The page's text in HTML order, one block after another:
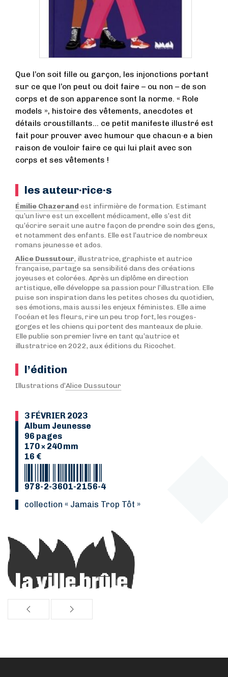
Que l’on soit fille ou garçon, les injonctions portant
sur ce que l’on peut ou doit faire – ou non – de son
corps et de son apparence sont la norme. « Role
models », histoire des vêtements, anecdotes et
détails croustillants… ce petit manifeste illustré est
fait pour prouver avec humour que chacun·e a bien
raison de vouloir faire ce qui lui plait avec son
corps et ses vêtements !
les auteur·rice·s
Émilie Chazerand est infirmière de formation. Estimant
qu’un livre est un excellent médicament, elle s’est dit
qu’écrire serait une autre façon de prendre soin des gens,
et notamment des enfants. Elle est l’autrice de nombreux
romans jeunesse et ados.
Alice Dussutour, illustratrice, graphiste et autrice
française, partage sa sensibilité dans des créations
joyeuses et colorées. Après un diplôme en direction
artistique, elle développe sa passion pour l’illustration. Elle
puise son inspiration dans les petites choses du quotidien,
ses émotions, mais aussi les enjeux féministes. Elle aime
l’océan et les fleurs, rire un peu trop fort, les rouges-
gorges et les chiens qui portent des manteaux de pluie.
Elle publie son premier livre en tant qu’autrice et
illustratrice en 2022, aux éditions du Ricochet.
l’édition
Illustrations d’Alice Dussutour
3 FÉVRIER 2023
Album Jeunesse
96 pages
170 × 240 mm
16 €
978-2-3601-2156-4
collection « Jamais Trop Tôt »